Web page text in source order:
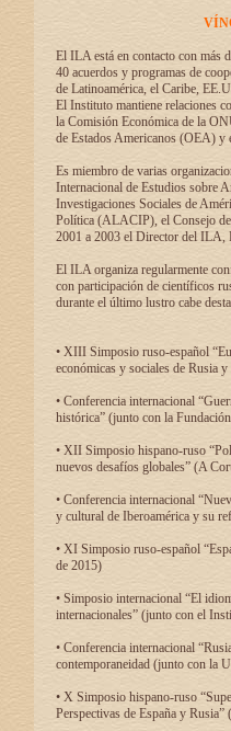
El ILA está en contacto con más
40 acuerdos y programas de
de Latinoamérica, el Caribe,
El Instituto mantiene relaciones
la Comisión Económica de la
de Estados Americanos (OEA)
Es miembro de varias
Internacional de Estudios sobre
Investigaciones Sociales de
Política (ALACIP), el Consejo
2001 a 2003 el Director del
El ILA organiza regularmente
con participación de científicos
durante el último lustro cabe
• XIII Simposio ruso-español
económicas y sociales de Rusia
• Conferencia internacional
histórica” (junto con la
• XII Simposio hispano-ruso
nuevos desafíos globales” (A
• Conferencia internacional
y cultural de Iberoamérica y su
• XI Simposio ruso-español
de 2015)
• Simposio internacional “El
internacionales” (junto con el
• Conferencia internacional
contemporaneidad (junto con la
• X Simposio hispano-ruso
Perspectivas de España y